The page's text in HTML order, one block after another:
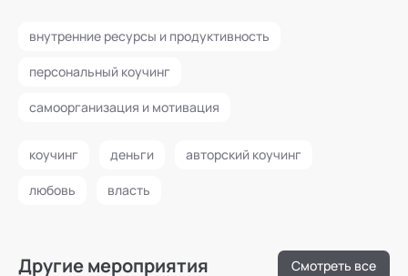
внутренние ресурсы и продуктивность
персональный коучинг
самоорганизация и мотивация
коучинг деньги авторский коучинг
любовь власть
Другие мероприятия Смотреть все